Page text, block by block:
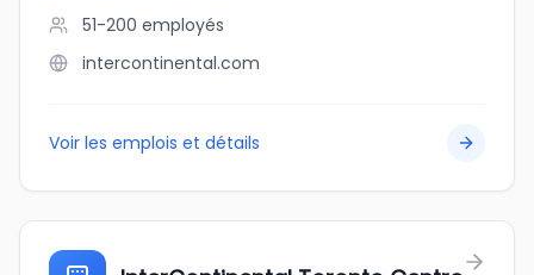
51-200 employés
intercontinental.com
Voir les emplois et détails